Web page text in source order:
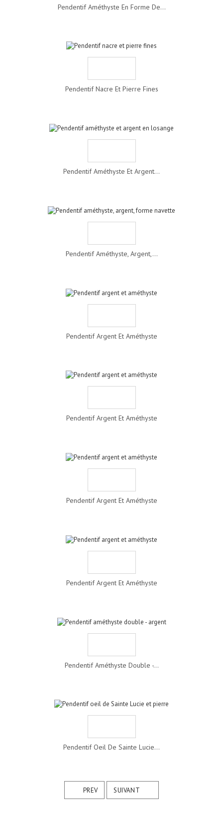
Pendentif Améthyste En Forme De...
Pendentif Nacre Et Pierre Fines
Pendentif Améthyste Et Argent...
Pendentif Améthyste, Argent,...
Pendentif Argent Et Améthyste
Pendentif Argent Et Améthyste
Pendentif Argent Et Améthyste
Pendentif Argent Et Améthyste
Pendentif Améthyste Double -...
Pendentif Oeil De Sainte Lucie...
PREV SUIVANT